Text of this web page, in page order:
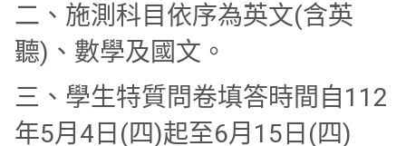
二、施測科目依序為英文(含英
聽)、數學及國文。
三、學生特質問卷填答時間自112
年5月4日(四)起至6月15日(四)